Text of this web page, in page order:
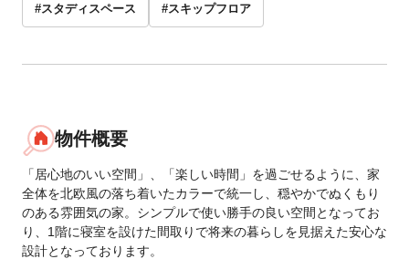
#スタディスペース #スキップフロア
物件概要
「居心地のいい空間」、「楽しい時間」を過ごせるように、家
全体を北欧風の落ち着いたカラーで統一し、穏やかでぬくもり
のある雰囲気の家。シンプルで使い勝手の良い空間となってお
り、1階に寝室を設けた間取りで将来の暮らしを見据えた安心な
設計となっております。